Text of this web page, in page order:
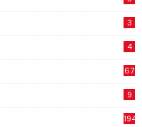
3
4
67
9
194